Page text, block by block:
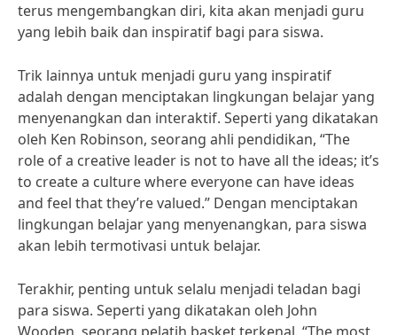
terus mengembangkan diri, kita akan menjadi guru
yang lebih baik dan inspiratif bagi para siswa.
Trik lainnya untuk menjadi guru yang inspiratif
adalah dengan menciptakan lingkungan belajar yang
menyenangkan dan interaktif. Seperti yang dikatakan
oleh Ken Robinson, seorang ahli pendidikan, “The
role of a creative leader is not to have all the ideas; it’s
to create a culture where everyone can have ideas
and feel that they’re valued.” Dengan menciptakan
lingkungan belajar yang menyenangkan, para siswa
akan lebih termotivasi untuk belajar.
Terakhir, penting untuk selalu menjadi teladan bagi
para siswa. Seperti yang dikatakan oleh John